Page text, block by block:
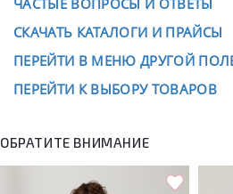
ЧАСТЫЕ ВОПРОСЫ И ОТВЕТЫ
СКАЧАТЬ КАТАЛОГИ И ПРАЙСЫ
ПЕРЕЙТИ В МЕНЮ ДРУГОЙ
ПЕРЕЙТИ К ВЫБОРУ ТОВАРОВ
ОБРАТИТЕ ВНИМАНИЕ